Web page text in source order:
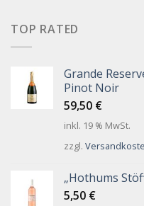
TOP RATED
Grande
Pinot Noir
59,50 €
inkl. 19 % MwSt.
zzgl.
„Hothums
5,50 €